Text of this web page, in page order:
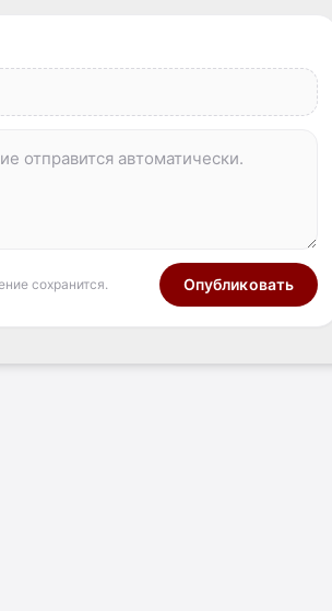
сохранится. Опубликовать